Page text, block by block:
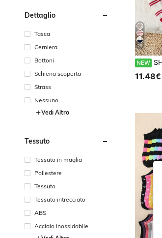
Dettaglio
Tasca
Cerniera
Bottoni
Schiena scoperta
Strass
Nessuno
Vedi Altro
Tessuto
Tessuto in maglia
Poliestere
Tessuto
Tessuto intrecciato
ABS
Acciaio inossidabile
29
NEW SHEIN
11.48€